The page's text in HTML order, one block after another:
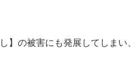
】の被害にも発展してしまい、